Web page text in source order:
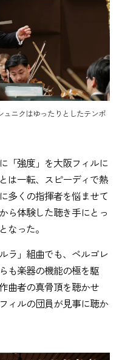
ュニクはゆったりとしたテンポ
「強度」を大阪フィルに
は一転、スピーディで熱
多くの指揮者を悩ませて
ら体験した聴き手にとっ
なった。
ラ」組曲でも、ペルゴレ
も楽器の機能の極を駆
曲者の真骨頂を聴かせ
ィルの団員が見事に聴か